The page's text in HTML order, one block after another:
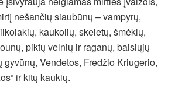
nešančių siaubūnų – vampyrų,
kaukolių, skeletų, šmėklų,
piktų velnių ir raganų, baisiųjų
gyvūnų, Vendetos, Fredžio Kriugerio,
ir kitų kaukių.